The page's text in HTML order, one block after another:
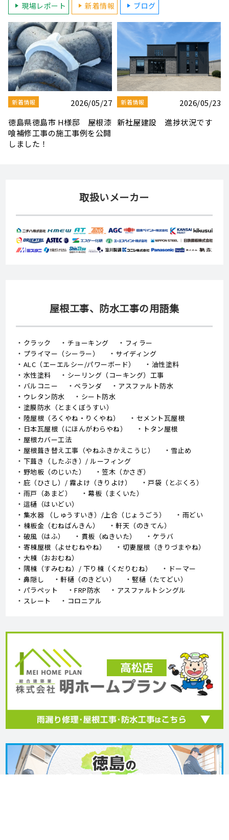
現場レポート 新着情報 ブログ
新着情報
2026/08/03
夏季休業のお知らせ
新着情報
2026/07/30
【社屋移転のお知らせ】
取扱いメーカー
屋根工事、防水工事の用語集
クラック チョーキング
フィラー
プライマー（シーラー）
サイディング
ALC（エーエルシー/パワーボード）
油性塗料
水性塗料
シーリング（コーキング）工事
バルコニー
ベランダ
アスファルト防水
ウレタン防水
シート防水
塗膜防水（とまくぼうすい）
陸屋根（ろくやね・りくやね）
セメント瓦屋根
日本瓦屋根（にほんがわらやね）
トタン屋根
屋根カバー工法
屋根葺き替え工事（やねふきかえこうじ）
雪止め
下葺き（したぶき）/ ルーフィング
野地板（のじいた）
笠木（かさぎ）
庇（ひさし）/ 霧よけ（きりよけ）
戸袋（とぶくろ）
雨戸（あまど）
幕板（まくいた）
這樋（はいどい）
集水器 （しゅうすいき）/上合（じょうごう）
雨どい
棟板金（むねばんきん）
軒天（のきてん）
破風（はふ）
貫板（ぬきいた）
ケラバ
寄棟屋根（よせむねやね）
切妻屋根（きりづまやね）
大棟（おおむね）
隅棟（すみむね）/ 下り棟（くだりむね）
ドーマー
鼻隠し
軒樋（のきどい）
竪樋（たてどい）
パラペット
FRP防水
アスファルトシングル
スレート
コロニアル